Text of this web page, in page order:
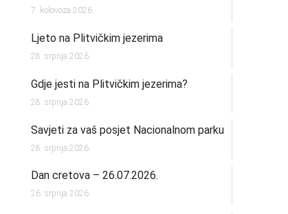
7. kolovoza 2026.
Ljeto na Plitvičkim jezerima
28. srpnja 2026.
Gdje jesti na Plitvičkim jezerima?
28. srpnja 2026.
Savjeti za vaš posjet Nacionalnom parku
28. srpnja 2026.
Dan cretova – 26.07.2026.
26. srpnja 2026.